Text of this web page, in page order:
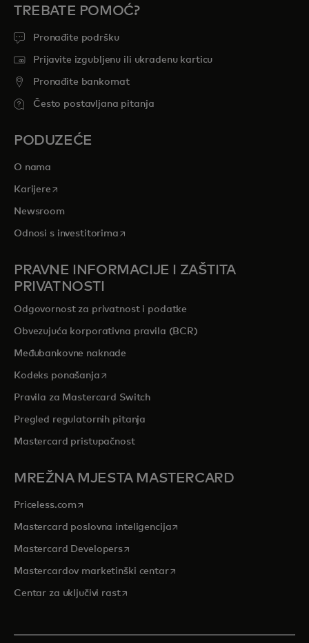
TREBATE POMOĆ?
Pronađite podršku
Prijavite izgubljenu ili ukradenu karticu
Pronađite bankomat
Često postavljana pitanja
PODUZEĆE
O nama
Karijereopens in a new tab
Newsroom
Odnosi s investitorimaopens in a new tab
PRAVNE INFORMACIJE I ZAŠTITA
PRIVATNOSTI
Odgovornost za privatnost i podatke
Obvezujuća korporativna pravila (BCR)
Međubankovne naknade
Kodeks ponašanjaopens in a new tab
Pravila za Mastercard Switch
Pregled regulatornih pitanja
Mastercard pristupačnost
MREŽNA MJESTA MASTERCARD
Priceless.com opens in a new tab
Mastercard poslovna inteligencijaopens in a new tab
Mastercard Developersopens in a new tab
Mastercardov marketinški centaropens in a new tab
Centar za uključivi rastopens in a new tab